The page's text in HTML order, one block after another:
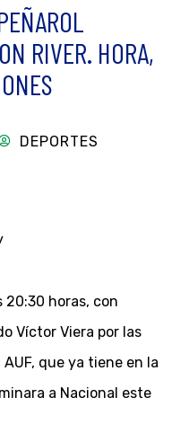
RIVER. HORA,
DEPORTES
20:30 horas, con
Víctor Viera por las
que ya tiene en la
a Nacional este